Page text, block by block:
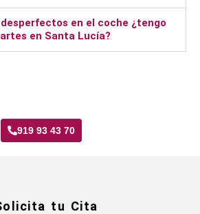
en el coche ¿tengo
en Santa Lucía?
919 93 43 70
tu Cita